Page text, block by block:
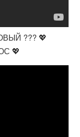
??? 💖
💖